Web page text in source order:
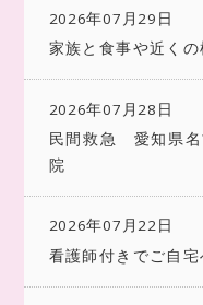
2026年07月29日
家族と食事や近く
2026年07月28日
民間救急 愛知県名
院
2026年07月22日
看護師付きでご自宅